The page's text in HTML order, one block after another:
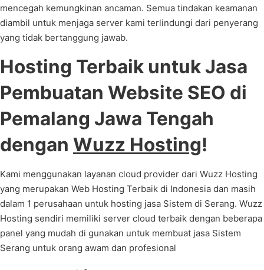
mencegah kemungkinan ancaman. Semua tindakan keamanan
diambil untuk menjaga server kami terlindungi dari penyerang
yang tidak bertanggung jawab.
Hosting Terbaik untuk Jasa
Pembuatan Website SEO di
Pemalang Jawa Tengah
dengan Wuzz Hosting!
Kami menggunakan layanan cloud provider dari Wuzz Hosting
yang merupakan Web Hosting Terbaik di Indonesia dan masih
dalam 1 perusahaan untuk hosting jasa Sistem di Serang. Wuzz
Hosting sendiri memiliki server cloud terbaik dengan beberapa
panel yang mudah di gunakan untuk membuat jasa Sistem
Serang untuk orang awam dan profesional